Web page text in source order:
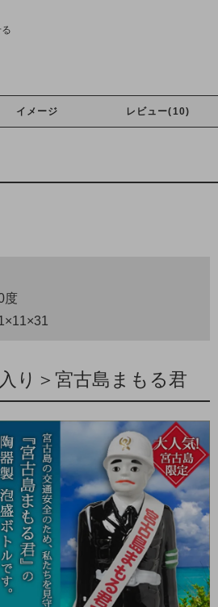
イメージ レビュー(10)
度
り＞宮古島まもる君